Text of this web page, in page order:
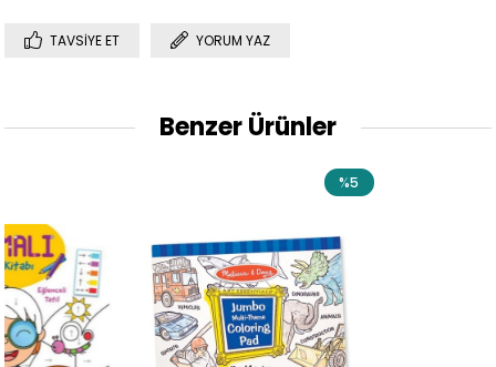
TAVSIYE ET YORUM YAZ
Benzer Ürünler